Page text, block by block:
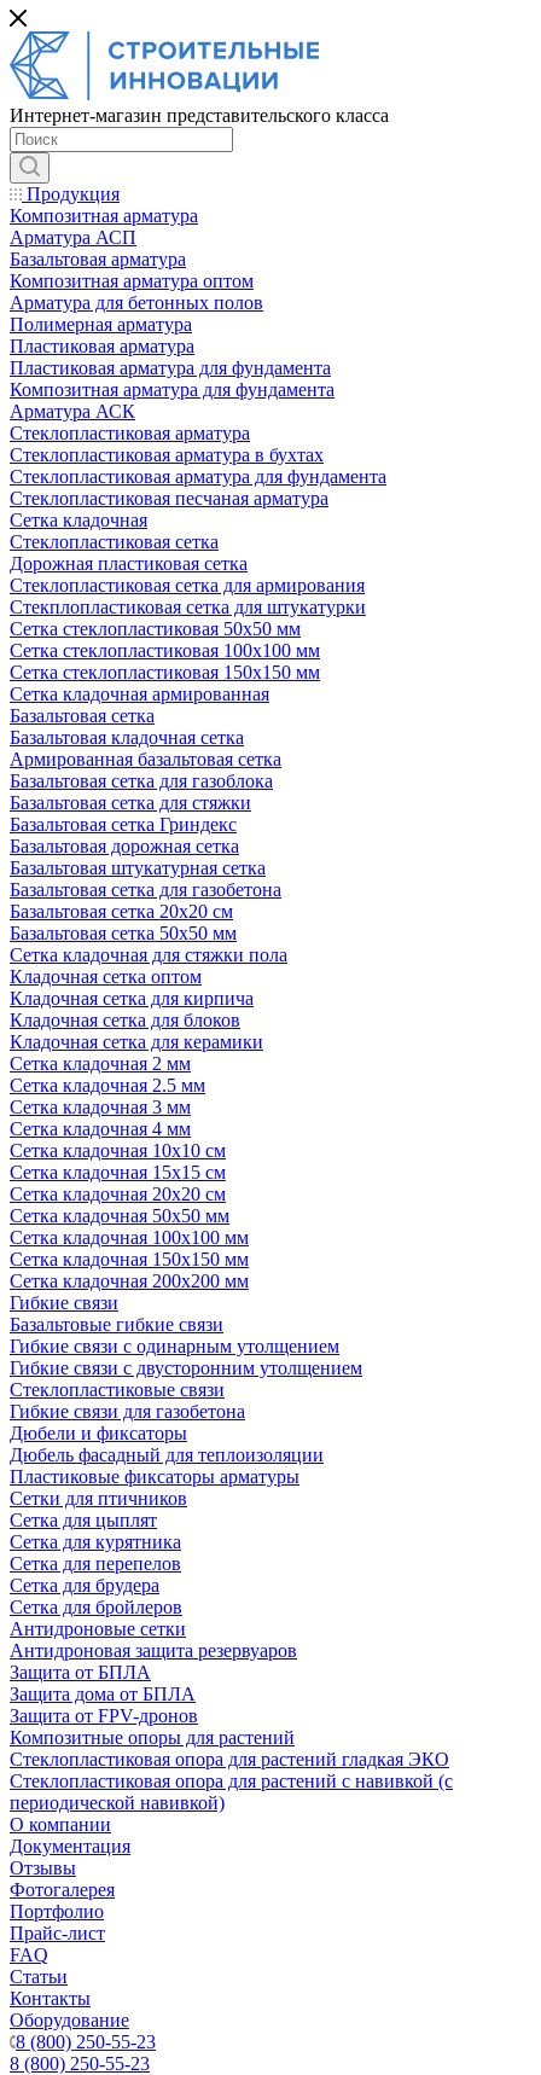
Интернет-магазин представительского класса
Продукция
Композитная арматура
Арматура АСП
Базальтовая арматура
Композитная арматура оптом
Арматура для бетонных полов
Полимерная арматура
Пластиковая арматура
Пластиковая арматура для фундамента
Композитная арматура для фундамента
Арматура АСК
Cтеклопластиковая арматура
Стеклопластиковая арматура в бухтах
Стеклопластиковая арматура для фундамента
Стеклопластиковая песчаная арматура
Сетка кладочная
Стеклопластиковая сетка
Дорожная пластиковая сетка
Стеклопластиковая сетка для армирования
Стекплопластиковая сетка для штукатурки
Сетка стеклопластиковая 50x50 мм
Сетка стеклопластиковая 100x100 мм
Сетка стеклопластиковая 150x150 мм
Сетка кладочная армированная
Базальтовая сетка
Базальтовая кладочная сетка
Армированная базальтовая сетка
Базальтовая сетка для газоблока
Базальтовая сетка для стяжки
Базальтовая сетка Гриндекс
Базальтовая дорожная сетка
Базальтовая штукатурная сетка
Базальтовая сетка для газобетона
Базальтовая сетка 20x20 см
Базальтовая сетка 50x50 мм
Сетка кладочная для стяжки пола
Кладочная сетка оптом
Кладочная сетка для кирпича
Кладочная сетка для блоков
Кладочная сетка для керамики
Сетка кладочная 2 мм
Сетка кладочная 2.5 мм
Сетка кладочная 3 мм
Сетка кладочная 4 мм
Сетка кладочная 10x10 см
Сетка кладочная 15x15 см
Сетка кладочная 20x20 см
Сетка кладочная 50x50 мм
Сетка кладочная 100x100 мм
Сетка кладочная 150x150 мм
Сетка кладочная 200x200 мм
Гибкие связи
Базальтовые гибкие связи
Гибкие связи с одинарным утолщением
Гибкие связи с двусторонним утолщением
Стеклопластиковые связи
Гибкие связи для газобетона
Дюбели и фиксаторы
Дюбель фасадный для теплоизоляции
Пластиковые фиксаторы арматуры
Сетки для птичников
Сетка для цыплят
Сетка для курятника
Сетка для перепелов
Сетка для брудера
Сетка для бройлеров
Антидроновые сетки
Антидроновая защита резервуаров
Защита от БПЛА
Защита дома от БПЛА
Защита от FPV-дронов
Композитные опоры для растений
Стеклопластиковая опора для растений гладкая ЭКО
Стеклопластиковая опора для растений с навивкой (с
периодической навивкой)
О компании
Документация
Отзывы
Фотогалерея
Портфолио
Прайс-лист
FAQ
Статьи
Контакты
Оборудование
8 (800) 250-55-23
8 (800) 250-55-23